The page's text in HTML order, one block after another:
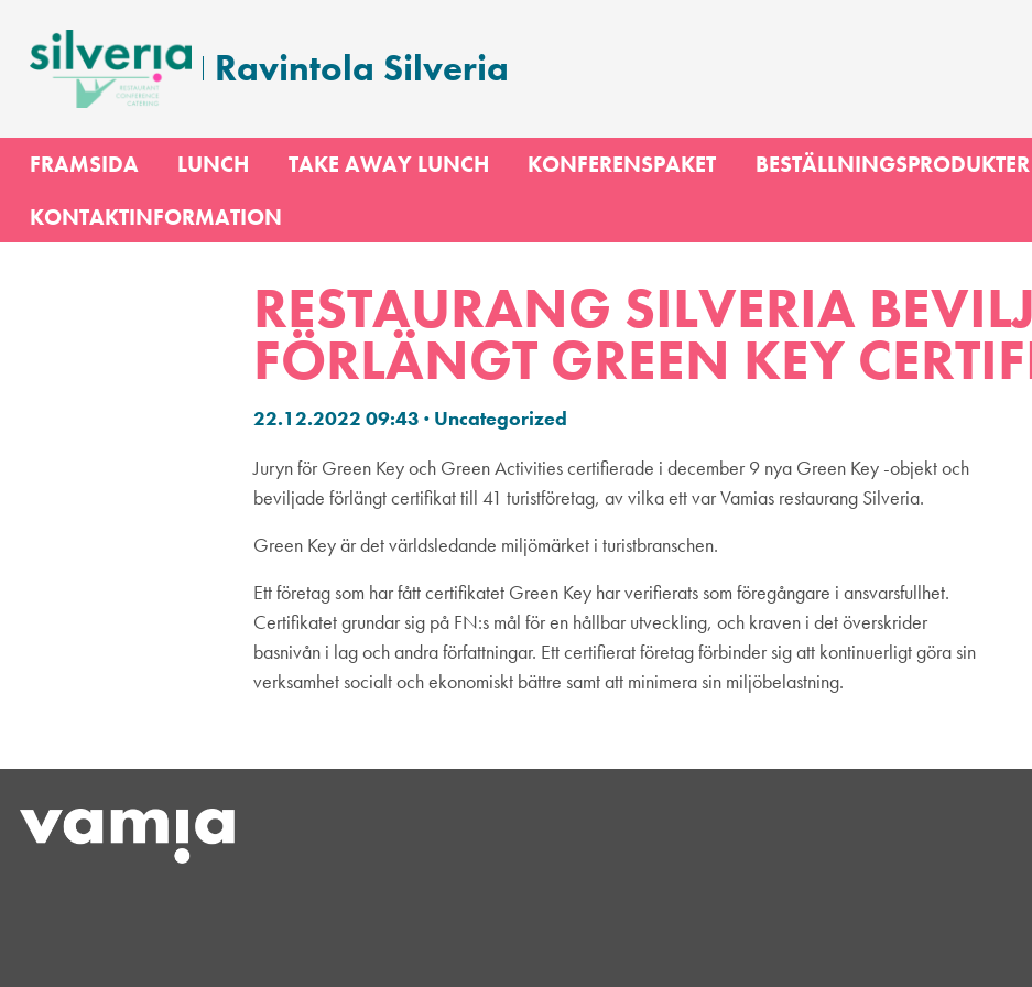
innehåll
Ravintola Silveria
FRAMSIDA LUNCH TAKE AWAY LUNCH KONFERENSPAKET BESTÄLLNINGSPRODUKTER
KONTAKTINFORMATION
RESTAURANG SILVERIA
FÖRLÄNGT GREEN KEY
22.12.2022 09:43 · Uncategorized
Juryn för Green Key och Green Activities certifierade i december 9 nya Green Key -objekt och
beviljade förlängt certifikat till 41 turistföretag, av vilka ett var Vamias restaurang Silveria.
Green Key är det världsledande miljömärket i turistbranschen.
Ett företag som har fått certifikatet Green Key har verifierats som föregångare i ansvarsfullhet.
Certifikatet grundar sig på FN:s mål för en hållbar utveckling, och kraven i det överskrider
basnivån i lag och andra författningar. Ett certifierat företag förbinder sig att kontinuerligt göra sin
verksamhet socialt och ekonomiskt bättre samt att minimera sin miljöbelastning.